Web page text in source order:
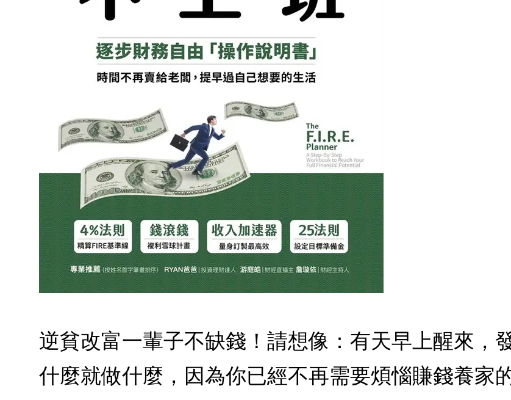
逆貧改富一輩子不缺錢！請想像：有天早上醒來，
什麼就做什麼，因為你已經不再需要煩惱賺錢養家